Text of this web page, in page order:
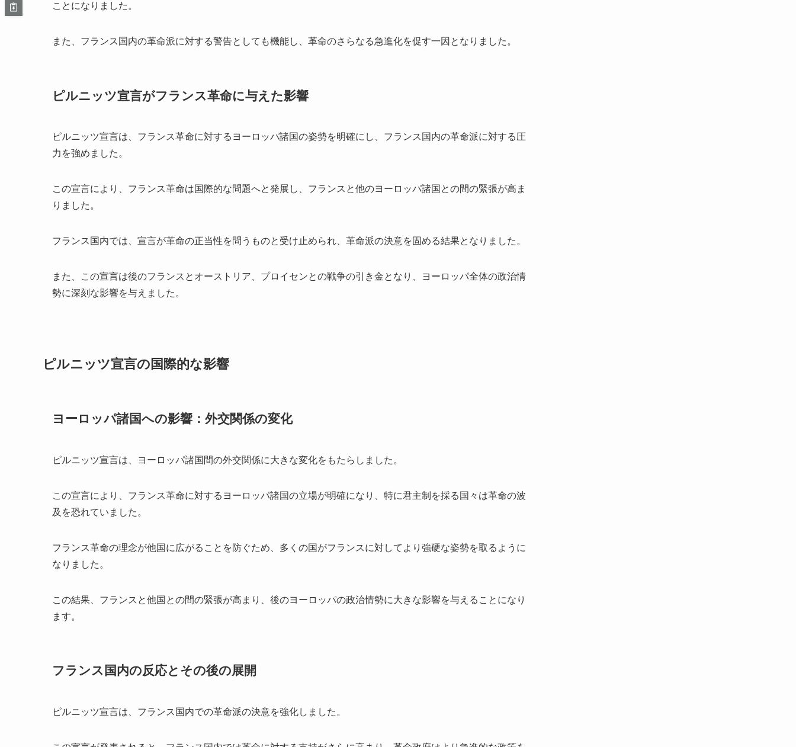
ことになりました。
また、フランス国内の革命派に対する警告としても機能し、革命のさらなる急進化を促す一因となりました。
ピルニッツ宣言がフランス革命に与えた影響
ピルニッツ宣言は、フランス革命に対するヨーロッパ諸国の姿勢を明確にし、フランス国内の革命派に対する圧
力を強めました。
この宣言により、フランス革命は国際的な問題へと発展し、フランスと他のヨーロッパ諸国との間の緊張が高ま
りました。
フランス国内では、宣言が革命の正当性を問うものと受け止められ、革命派の決意を固める結果となりました。
また、この宣言は後のフランスとオーストリア、プロイセンとの戦争の引き金となり、ヨーロッパ全体の政治情
勢に深刻な影響を与えました。
ピルニッツ宣言の国際的な影響
ヨーロッパ諸国への影響：外交関係の変化
ピルニッツ宣言は、ヨーロッパ諸国間の外交関係に大きな変化をもたらしました。
この宣言により、フランス革命に対するヨーロッパ諸国の立場が明確になり、特に君主制を採る国々は革命の波
及を恐れていました。
フランス革命の理念が他国に広がることを防ぐため、多くの国がフランスに対してより強硬な姿勢を取るように
なりました。
この結果、フランスと他国との間の緊張が高まり、後のヨーロッパの政治情勢に大きな影響を与えることになり
ます。
フランス国内の反応とその後の展開
ピルニッツ宣言は、フランス国内での革命派の決意を強化しました。